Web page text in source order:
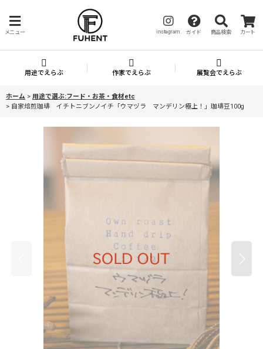
メニュー instagram ガイド 商品検索 カート
用途でえらぶ 作家でえらぶ 展覧会でえらぶ
ホーム > 用途で選ぶ:フード・お茶・食材etc
> 自家焙煎珈琲 イチトニブンノイチ「ウマヅラ マンデリン極上！」珈琲豆100g